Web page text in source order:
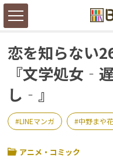
恋を知らない
『文学処女‐
し‐』
LINEマンガ 中野まや花
アニメ・コミック